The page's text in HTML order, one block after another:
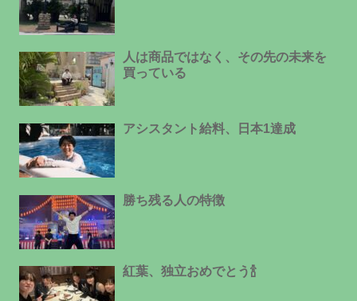
人は商品ではなく、その先の未来を
買っている
アシスタント給料、日本1達成
勝ち残る人の特徴
紅葉、独立おめでとう🍾